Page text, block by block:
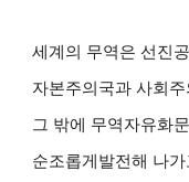
세계의 무역은 선진
자본주의국과 사회주
그 밖에 무역자유화
순조롭게발전해 나가